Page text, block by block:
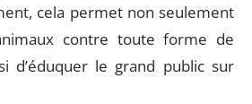
cela permet non seulement
contre toute forme de
d’éduquer le grand public sur